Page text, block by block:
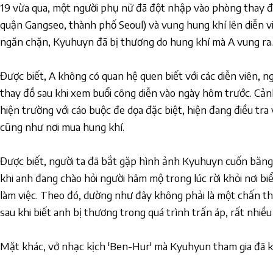
19 vừa qua, một người phụ nữ đã đột nhập vào phòng thay
quận Gangseo, thành phố Seoul) và vung hung khí lên
ngăn chặn, Kyuhuyn đã bị thương do hung khí mà A vung ra.
Được biết, A không có quan hệ quen biết với các diễn viên,
thay đồ sau khi xem buổi công diễn vào ngày hôm trước.
hiện trường với cáo buộc đe dọa đặc biệt, hiện đang điều
cũng như nơi mua hung khí.
Được biết, người ta đã bắt gặp hình ảnh Kyuhuyn cuốn
khi anh đang chào hỏi người hâm mộ trong lúc rời khỏi nơi
làm việc. Theo đó, dường như đây không phải là một chấn
sau khi biết anh bị thương trong quá trình trấn áp, rất
Mặt khác, vở nhạc kịch 'Ben-Hur' mà Kyuhyun tham gia đã